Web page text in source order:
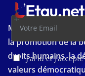
J'ai lu et
Média
la promotion de la
droits humains, la
valeurs